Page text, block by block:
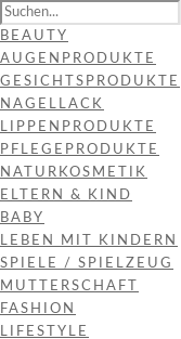
BEAUTY
AUGENPRODUKTE
GESICHTSPRODUKTE
NAGELLACK
LIPPENPRODUKTE
PFLEGEPRODUKTE
NATURKOSMETIK
ELTERN & KIND
BABY
LEBEN MIT KINDERN
SPIELE / SPIELZEUG
MUTTERSCHAFT
FASHION
LIFESTYLE